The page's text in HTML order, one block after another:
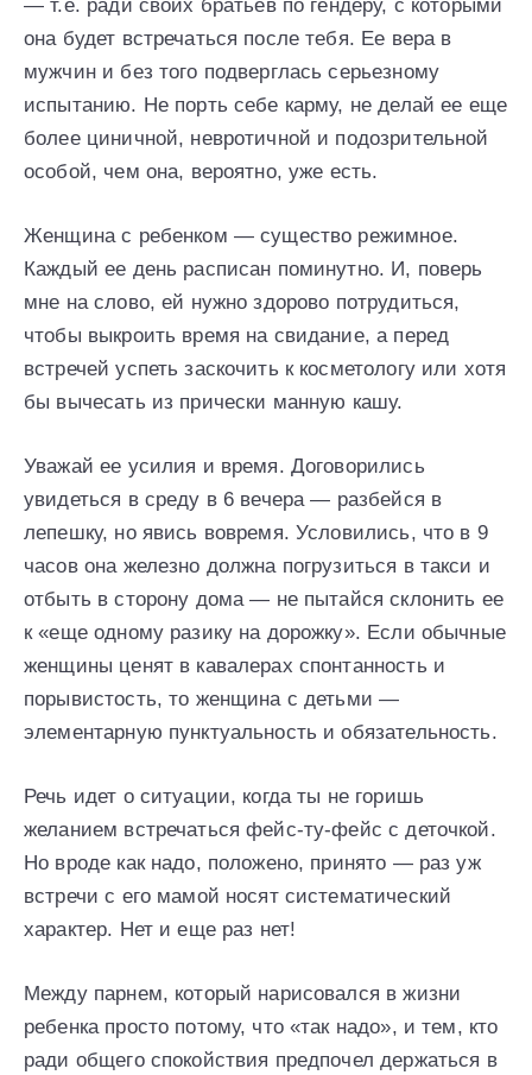
— т.е. ради своих братьев по гендеру, с которыми
она будет встречаться после тебя. Ее вера в
мужчин и без того подверглась серьезному
испытанию. Не порть себе карму, не делай ее еще
более циничной, невротичной и подозрительной
особой, чем она, вероятно, уже есть.
Женщина с ребенком — существо режимное.
Каждый ее день расписан поминутно. И, поверь
мне на слово, ей нужно здорово потрудиться,
чтобы выкроить время на свидание, а перед
встречей успеть заскочить к косметологу или хотя
бы вычесать из прически манную кашу.
Уважай ее усилия и время. Договорились
увидеться в среду в 6 вечера — разбейся в
лепешку, но явись вовремя. Условились, что в 9
часов она железно должна погрузиться в такси и
отбыть в сторону дома — не пытайся склонить ее
к «еще одному разику на дорожку». Если обычные
женщины ценят в кавалерах спонтанность и
порывистость, то женщина с детьми —
элементарную пунктуальность и обязательность.
Речь идет о ситуации, когда ты не горишь
желанием встречаться фейс-ту-фейс с деточкой.
Но вроде как надо, положено, принято — раз уж
встречи с его мамой носят систематический
характер. Нет и еще раз нет!
Между парнем, который нарисовался в жизни
ребенка просто потому, что «так надо», и тем, кто
ради общего спокойствия предпочел держаться в